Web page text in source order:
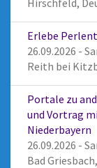
Erlebe
26.09.2026 -
Reith bei
Portale zu
und Vortrag
Niederbayern
26.09.2026 -
Bad